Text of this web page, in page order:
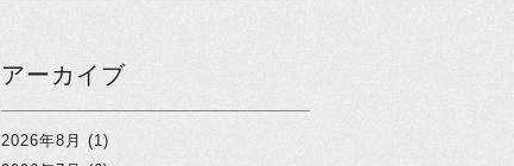
アーカイブ
2026年8月 (1)